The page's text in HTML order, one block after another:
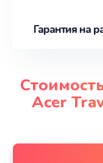
Гарантия на
Acer